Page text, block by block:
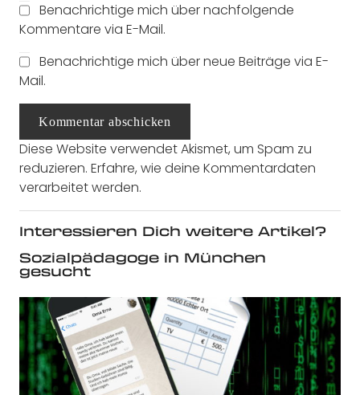
Benachrichtige mich über nachfolgende
Kommentare via E-Mail.
Benachrichtige mich über neue Beiträge via E-
Mail.
Kommentar abschicken
Diese Website verwendet Akismet, um Spam zu
reduzieren. Erfahre, wie deine Kommentardaten
verarbeitet werden.
Interessieren Dich weitere Artikel?
Sozialpädagoge in München
gesucht